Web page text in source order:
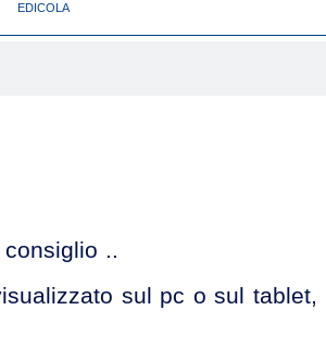
EDICOLA
consiglio ..
sul pc o sul